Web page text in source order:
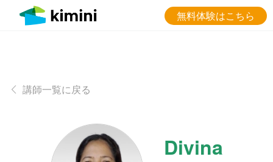
無料体験はこちら
講師一覧に戻る
Divina